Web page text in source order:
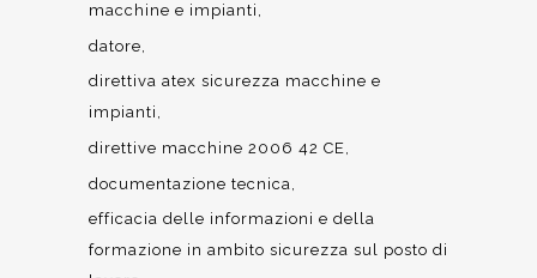
macchine e impianti
datore
direttiva atex sicurezza macchine e
impianti
direttive macchine 2006 42 CE
documentazione tecnica
efficacia delle informazioni e della
formazione in ambito sicurezza sul posto di